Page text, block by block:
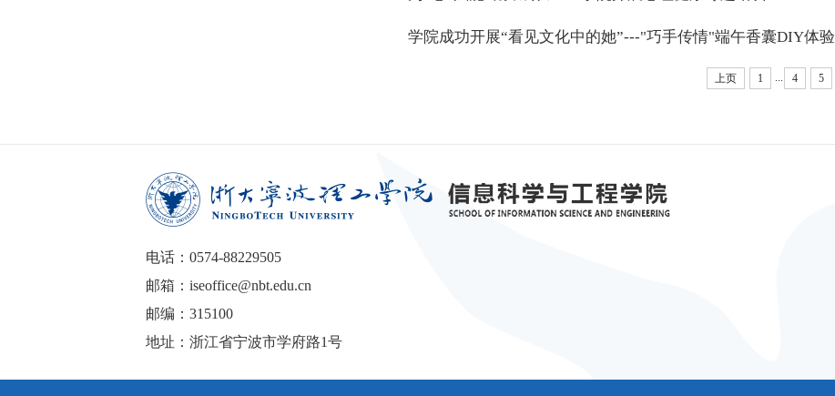
学院成功开展“看见文化中的她”---"巧手传情"端午香囊DIY体验
上页 1 4 5
电话：0574-88229505
邮箱：iseoffice@nbt.edu.cn
邮编：315100
地址：浙江省宁波市学府路1号